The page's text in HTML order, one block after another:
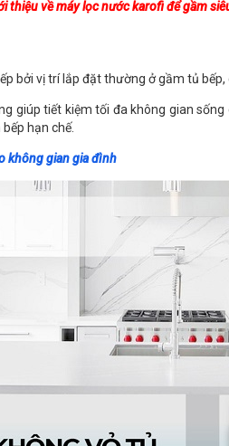
thiệu về máy lọc nước karofi để gầm
bởi vị trí lắp đặt thường ở gầm tủ
giúp tiết kiệm tối đa không gian
hạn chế.
không gian gia đình